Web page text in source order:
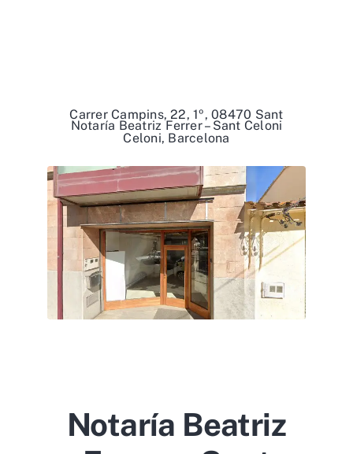
Notaría Beatriz Ferrer – Sant Celoni
Carrer Campins, 22, 1º, 08470 Sant
Celoni, Barcelona
Notaría Beatriz